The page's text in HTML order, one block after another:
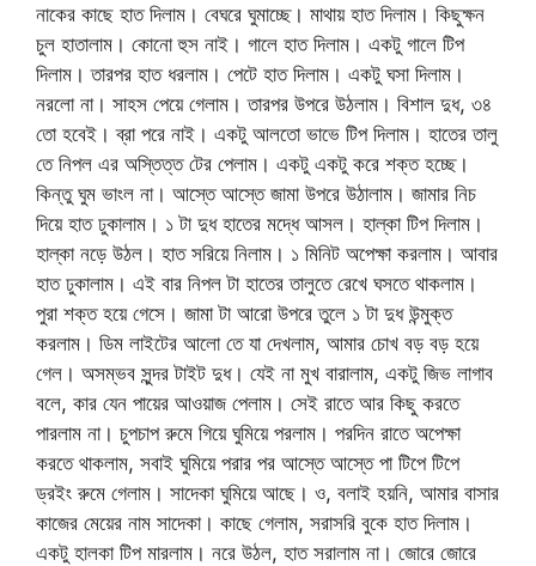
নাকের কাছে হাত দিলাম। বেঘরে ঘুমাচ্ছে। মাথায় হাত দিলাম। কিছুক্ষন
চুল হাতালাম। কোনো হুস নাই। গালে হাত দিলাম। একটু গালে টিপ
দিলাম। তারপর হাত ধরলাম। পেটে হাত দিলাম। একটু ঘসা দিলাম।
নরলো না। সাহস পেয়ে গেলাম। তারপর উপরে উঠলাম। বিশাল দুধ, ৩৪
তো হবেই। ব্রা পরে নাই। একটু আলতো ভাভে টিপ দিলাম। হাতের তালু
তে নিপল এর অস্তিত্ত টের পেলাম। একটু একটু করে শক্ত হচ্ছে।
কিন্তু ঘুম ভাংল না। আস্তে আস্তে জামা উপরে উঠালাম। জামার নিচ
দিয়ে হাত ঢুকালাম। ১ টা দুধ হাতের মদ্ধে আসল। হাল্কা টিপ দিলাম।
হাল্কা নড়ে উঠল। হাত সরিয়ে নিলাম। ১ মিনিট অপেক্ষা করলাম। আবার
হাত ঢুকালাম। এই বার নিপল টা হাতের তালুতে রেখে ঘসতে থাকলাম।
পুরা শক্ত হয়ে গেসে। জামা টা আরো উপরে তুলে ১ টা দুধ উন্মুক্ত
করলাম। ডিম লাইটের আলো তে যা দেখলাম, আমার চোখ বড় বড় হয়ে
গেল। অসম্ভব সুন্দর টাইট দুধ। যেই না মুখ বারালাম, একটু জিভ লাগাব
বলে, কার যেন পায়ের আওয়াজ পেলাম। সেই রাতে আর কিছু করতে
পারলাম না। চুপচাপ রুমে গিয়ে ঘুমিয়ে পরলাম। পরদিন রাতে অপেক্ষা
করতে থাকলাম, সবাই ঘুমিয়ে পরার পর আস্তে আস্তে পা টিপে টিপে
ড্রইং রুমে গেলাম। সাদেকা ঘুমিয়ে আছে। ও, বলাই হয়নি, আমার বাসার
কাজের মেয়ের নাম সাদেকা। কাছে গেলাম, সরাসরি বুকে হাত দিলাম।
একটু হালকা টিপ মারলাম। নরে উঠল, হাত সরালাম না। জোরে জোরে